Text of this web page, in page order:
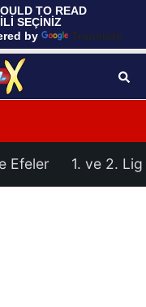
TO READ
SEÇİNİZ
by
Translate
Efeler 1. ve 2. Lig